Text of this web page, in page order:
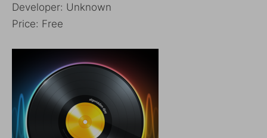
Developer: Unknown
Price: Free